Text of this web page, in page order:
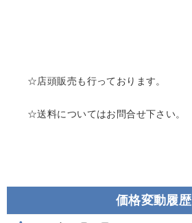
☆店頭販売も行っております。
☆送料についてはお問合せ下さい。
価格変動履歴